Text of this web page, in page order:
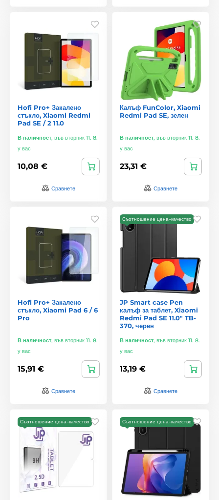
Hofi Pro+ Закалено
стъкло, Xiaomi Redmi
Pad SE / 2 11.0
В наличност, във вторник 11. 8.
у вас
10,08 €
Сравнете
Калъф FunColor, Xiaomi
Redmi Pad SE, зелен
В наличност, във вторник 11. 8.
у вас
23,31 €
Сравнете
Hofi Pro+ Закалено
стъкло, Xiaomi Pad 6 / 6
Pro
В наличност, във вторник 11. 8.
у вас
15,91 €
Сравнете
Съотношение цена–качество
JP Smart case Pen
калъф за таблет, Xiaomi
Redmi Pad SE 11.0" TB-
370, черен
В наличност, във вторник 11. 8.
у вас
13,19 €
Сравнете
Съотношение цена–качество Съотношение цена–качество